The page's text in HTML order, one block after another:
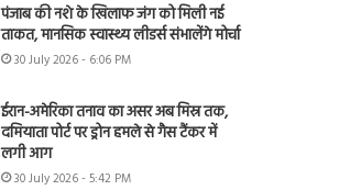
पंजाब की नशे के खिलाफ जंग को मिली नई
ताकत, मानसिक स्वास्थ्य लीडर्स संभालेंगे मोर्चा
30 July 2026 - 6:06 PM
ईरान-अमेरिका तनाव का असर अब मिस्र तक,
दमियाता पोर्ट पर ड्रोन हमले से गैस टैंकर में
लगी आग
30 July 2026 - 5:42 PM